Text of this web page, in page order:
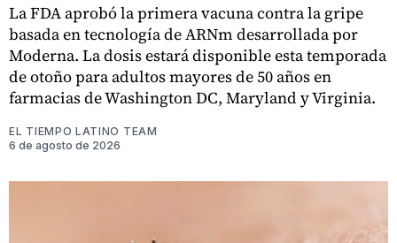
La FDA aprobó la primera vacuna contra la gripe
basada en tecnología de ARNm desarrollada por
Moderna. La dosis estará disponible esta temporada
de otoño para adultos mayores de 50 años en
farmacias de Washington DC, Maryland y Virginia.
EL TIEMPO LATINO TEAM
6 de agosto de 2026